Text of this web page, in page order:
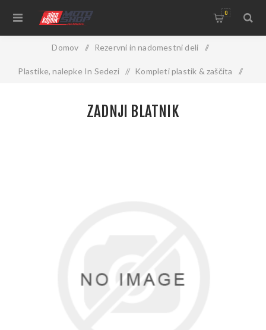
0
Domov / Rezervni in nadomestni deli /
Plastike, nalepke In Sedezi / Kompleti plastik & zaščita /
ZADNJI BLATNIK